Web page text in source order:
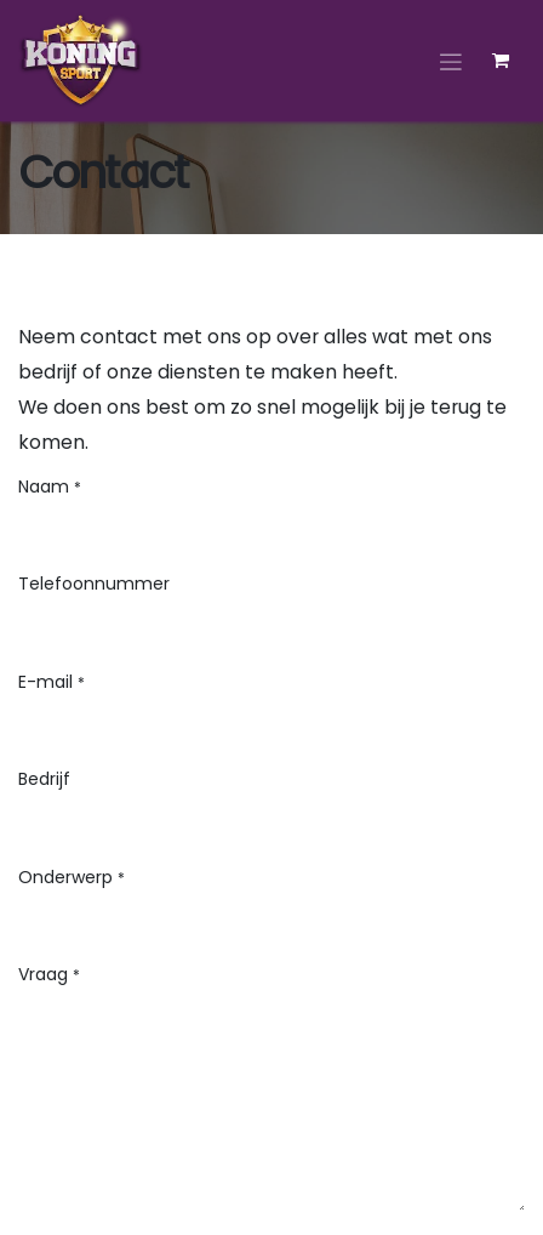
Overslaan naar inhoud
Contact
Neem contact met ons op over alles wat met ons
bedrijf of onze diensten te maken heeft.
We doen ons best om zo snel mogelijk bij je terug te
komen.
Naam *
Telefoonnummer
E-mail *
Bedrijf
Onderwerp *
Vraag *